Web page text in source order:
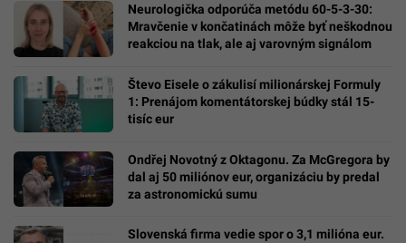
Neurologička odporúča metódu 60-5-3-30:
Mravčenie v končatinách môže byť neškodnou
reakciou na tlak, ale aj varovným signálom
Števo Eisele o zákulisí milionárskej Formuly
1: Prenájom komentátorskej búdky stál 15-
tisíc eur
Ondřej Novotný z Oktagonu. Za McGregora by
dal aj 50 miliónov eur, organizáciu by predal
za astronomickú sumu
Slovenská firma vedie spor o 3,1 milióna eur.